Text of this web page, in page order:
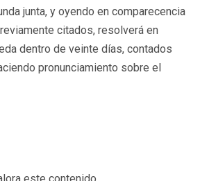
junta, y oyendo en comparecencia
citados, resolverá en
dentro de veinte días, contados
pronunciamiento sobre el